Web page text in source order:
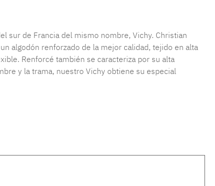
sur de Francia del mismo nombre, Vichy. Christian
algodón renforzado de la mejor calidad, tejido en alta
Renforcé también se caracteriza por su alta
y la trama, nuestro Vichy obtiene su especial